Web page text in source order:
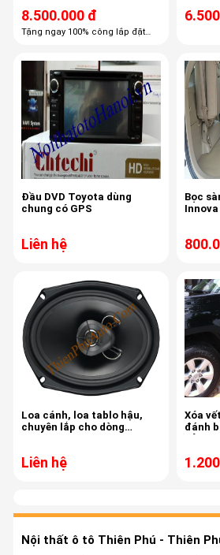
8.500.000 đ
Tặng ngay 100% công lắp đặt
Đầu DVD Toyota dùng
chung có GPS
Liên hệ
Bọc
Loa cánh, loa tablo hậu,
chuyên lắp cho dòng
Liên hệ
Xóa
đánh
Nội thất ô tô Thiên Phú - Thiên